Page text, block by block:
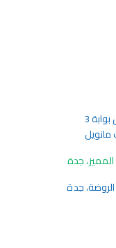
3
مانويل
جدة
جدة